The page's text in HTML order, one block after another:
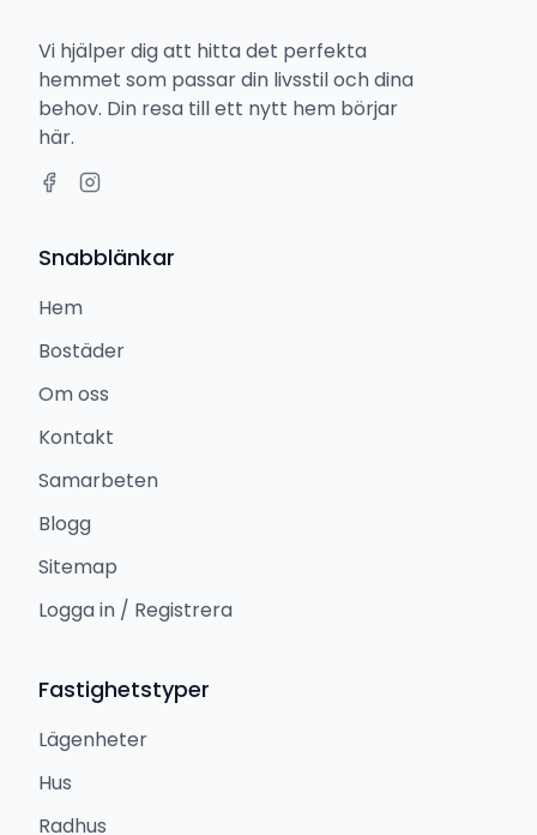
Vi hjälper dig att hitta det perfekta
hemmet som passar din livsstil och dina
behov. Din resa till ett nytt hem börjar
här.
Snabblänkar
Hem
Bostäder
Om oss
Kontakt
Samarbeten
Blogg
Sitemap
Logga in / Registrera
Fastighetstyper
Lägenheter
Hus
Radhus